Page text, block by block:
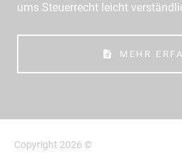
ums Steuerrecht leicht
MEHR
Copyright 2026 ©